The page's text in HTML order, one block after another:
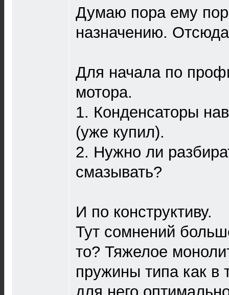
Думаю пора ему
назначению.
Для начала по
мотора.
1. Конденсаторы
(уже купил).
2. Нужно ли
смазывать?
И по конструктиву.
Тут сомнений
то? Тяжелое
пружины типа как в